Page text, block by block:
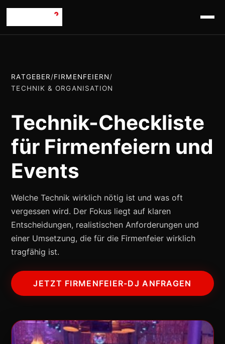
RATGEBER/FIRMENFEIERN/
TECHNIK & ORGANISATION
Technik-Checkliste
für Firmenfeiern und
Events
Welche Technik wirklich nötig ist und was oft
vergessen wird. Der Fokus liegt auf klaren
Entscheidungen, realistischen Anforderungen und
einer Umsetzung, die für die Firmenfeier wirklich
tragfähig ist.
JETZT FIRMENFEIER-DJ ANFRAGEN